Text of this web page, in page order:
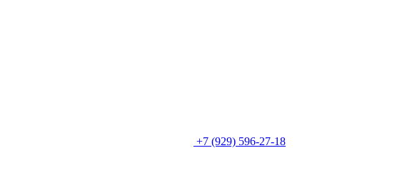
+7 (929) 596-27-18